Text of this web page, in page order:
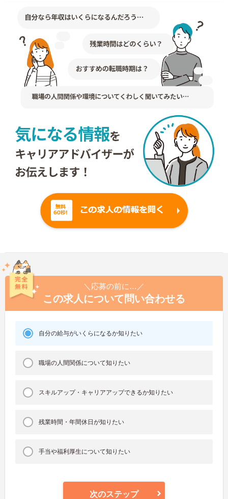
＼応募の前に…／
この求人について問い合わせる
自分の給与がいくらになるか知りたい
職場の人間関係について知りたい
スキルアップ・キャリアアップできるか知りたい
残業時間・年間休日が知りたい
手当や福利厚生について知りたい
次のステップ